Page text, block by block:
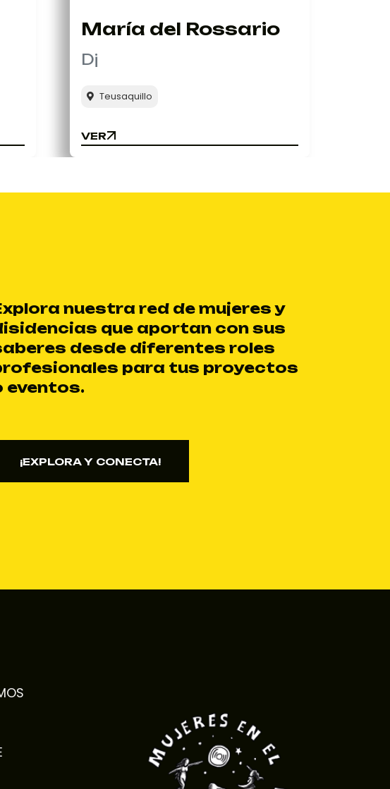
María del Rossario
Dj
Teusaquillo
VER
VER
nuestra red de mujeres y
que aportan con sus
desde diferentes roles
para tus proyectos
eventos.
¡EXPLORA Y CONECTA!